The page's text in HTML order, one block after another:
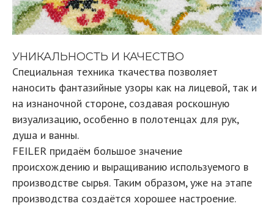
УНИКАЛЬНОСТЬ И КАЧЕСТВО
Специальная техника ткачества позволяет
наносить фантазийные узоры как на лицевой, так и
на изнаночной стороне, создавая роскошную
визуализацию, особенно в полотенцах для рук,
душа и ванны.
FEILER придаём большое значение
происхождению и выращиванию используемого в
производстве сырья. Таким образом, уже на этапе
производства создаётся хорошее настроение.